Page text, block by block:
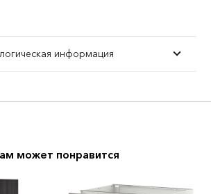
информация
может понравится